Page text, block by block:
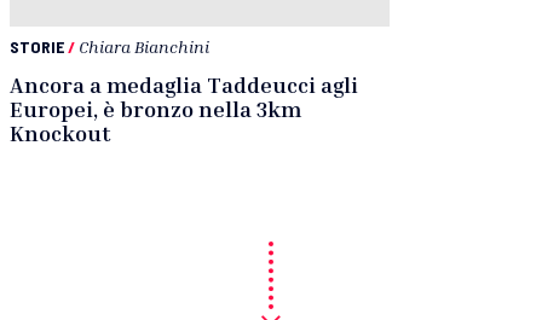
STORIE/ Chiara Bianchini
Ancora a medaglia Taddeucci agli
Europei, è bronzo nella 3km
Knockout